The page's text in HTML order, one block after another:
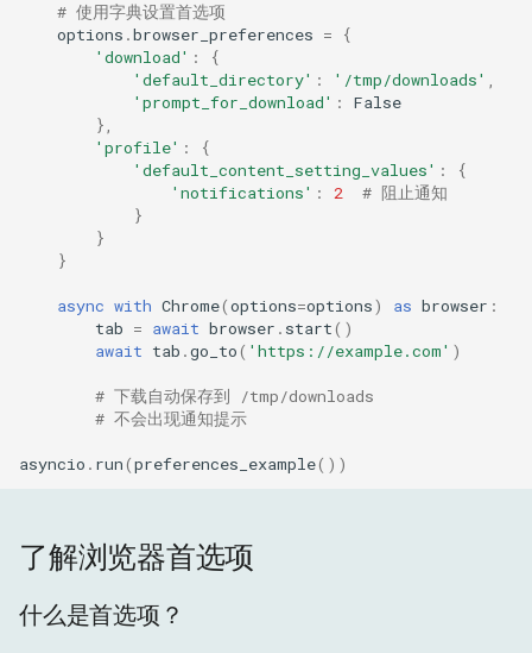
阅读源代码
常见首选项模式
有用的首选项参考
内容与媒体设置
网络与性能
下载首选项
浏览器行为与 UI
拼写与语言
# 使用字典设置首选项
options .browser_preferences =
{
'download' :
{
'default_directory' : '/tmp/downloads' ,
'prompt_for_download' :
False
},
'profile' :
{
'default_content_setting_values' :
{
'notifications' : 2
# 阻止通知
}
}
}
async with Chrome(options=options) as browser :
tab = await browser . start()
await tab .go_to( 'https://example.com' )
# 下载自动保存到 /tmp/downloads
# 不会出现通知提示
asyncio . run(preferences_example())
了解浏览器首选项
什么是首选项？